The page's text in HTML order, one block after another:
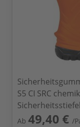
S5 CI SRC
Ab 49,40 € /